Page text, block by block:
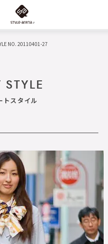
NO. 20110401-27
STYLE
トスタイル